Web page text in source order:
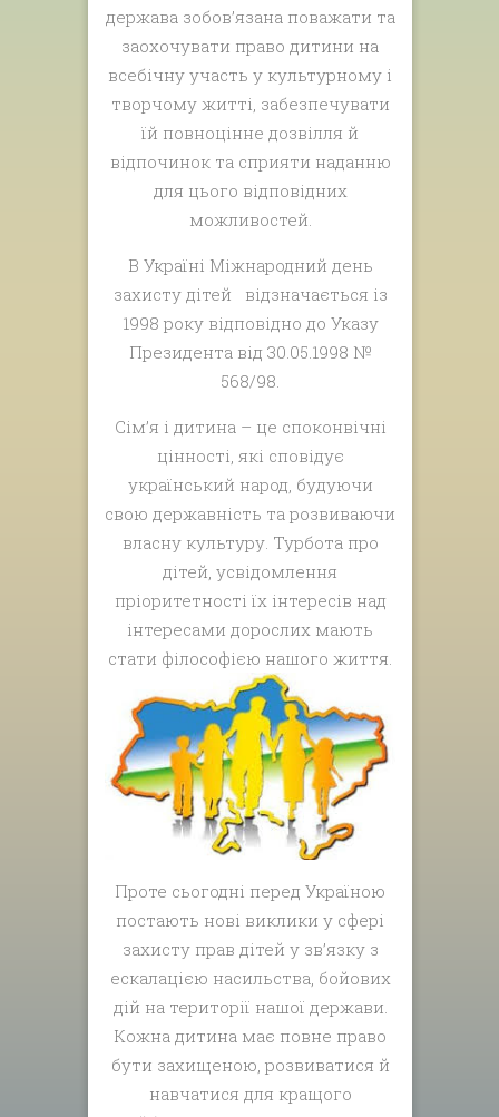
держава зобов’язана поважати та
заохочувати право дитини на
всебічну участь у культурному і
творчому житті, забезпечувати
їй повноцінне дозвілля й
відпочинок та сприяти наданню
для цього відповідних
можливостей.
В Україні Міжнародний день
захисту дітей відзначається із
1998 року відповідно до Указу
Президента від 30.05.1998 №
568/98.
Сім’я і дитина – це споконвічні
цінності, які сповідує
український народ, будуючи
свою державність та розвиваючи
власну культуру. Турбота про
дітей, усвідомлення
пріоритетності їх інтересів над
інтересами дорослих мають
стати філософією нашого життя.
Проте сьогодні перед Україною
постають нові виклики у сфері
захисту прав дітей у зв’язку з
ескалацією насильства, бойових
дій на території нашої держави.
Кожна дитина має повне право
бути захищеною, розвиватися й
навчатися для кращого